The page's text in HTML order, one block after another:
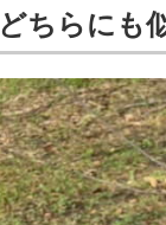
どちらにも